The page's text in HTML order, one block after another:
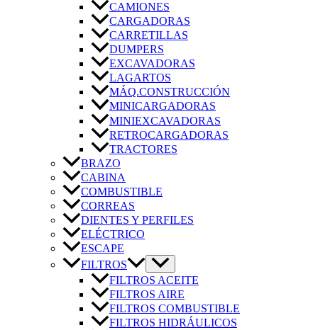
CAMIONES
CARGADORAS
CARRETILLAS
DUMPERS
EXCAVADORAS
LAGARTOS
MÁQ.CONSTRUCCIÓN
MINICARGADORAS
MINIEXCAVADORAS
RETROCARGADORAS
TRACTORES
BRAZO
CABINA
COMBUSTIBLE
CORREAS
DIENTES Y PERFILES
ELÉCTRICO
ESCAPE
FILTROS
FILTROS ACEITE
FILTROS AIRE
FILTROS COMBUSTIBLE
FILTROS HIDRÁULICOS